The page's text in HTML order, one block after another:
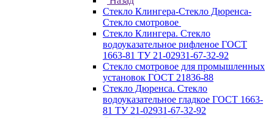
Стекло Клингера-Стекло Дюренса-
Стекло смотровое
Стекло Клингера. Стекло
водоуказательное рифленое ГОСТ
1663-81 ТУ 21-02931-67-32-92
Стекло смотровое для промышленных
установок ГОСТ 21836-88
Стекло Дюренса. Стекло
водоуказательное гладкое ГОСТ 1663-
81 ТУ 21-02931-67-32-92